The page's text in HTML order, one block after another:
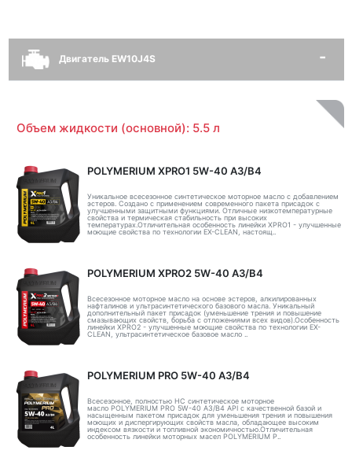
Двигатель EW10J4S
Объем жидкости (основной): 5.5 л
POLYMERIUM XPRO1 5W-40 A3/B4
Уникальное всесезонное синтетическое моторное масло с добавлением
эстеров. Создано с применением современного пакета присадок с
улучшенными защитными функциями. Отличные низкотемпературные
свойства и термическая стабильность при высоких
температурах.Отличительная особенность линейки XPRO1 - улучшенные
моющие свойства по технологии EX-CLEAN, настоящ..
POLYMERIUM XPRO2 5W-40 A3/B4
Всесезонное моторное масло на основе эстеров, алкилированных
нафталинов и ультрасинтетического базового масла. Уникальный
дополнительный пакет присадок (уменьшение трения и повышение
смазывающих свойств, борьба с отложениями всех видов).Особенность
линейки XPRO2 - улучшенные моющие свойства по технологии EX-
CLEAN, ультрасинтетическое базовое масло ..
POLYMERIUM PRO 5W-40 A3/B4
Всесезонное, полностью HC синтетическое моторное
масло POLYMERIUM PRO 5W-40 A3/B4 API с качественной базой и
насыщенным пакетом присадок для уменьшения трения и повышения
моющих и диспергирующих свойств масла, обладающее высоким
индексом вязкости и топливной экономичностью.Отличительная
особенность линейки моторных масел POLYMERIUM P..